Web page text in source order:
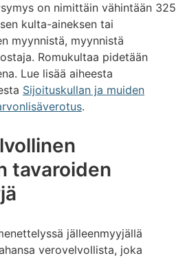
on nimittäin vähintään 325
kulta-aineksen tai
myynnistä, myynnistä
Romukultaa pidetään
Lue lisää aiheesta
Sijoituskullan ja muiden
.
tavaroiden
jälleenmyyjällä
verovelvollista, joka